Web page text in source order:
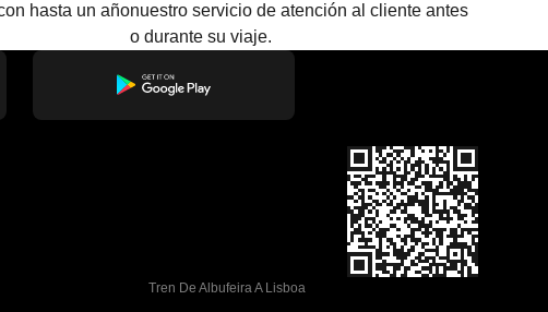
hasta un añonuestro servicio de atención al cliente antes
o durante su viaje.
Tren De Albufeira A Lisboa